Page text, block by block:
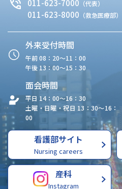
011-623-7000 （代表）
011-623-8000 （救急医療部）
外来受付時間
午前 08：20〜11：00
午後 13：00〜15：30
面会時間
平日 14：00〜16：30
土曜・日曜・祝日 13：30〜16：
00
看護部サイト
Nursing careers
産科
Instagram